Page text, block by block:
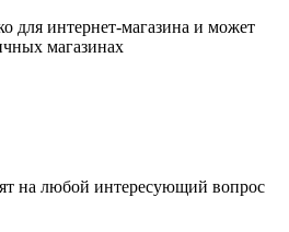
для интернет-магазина и может
магазинах
на любой интересующий вопрос